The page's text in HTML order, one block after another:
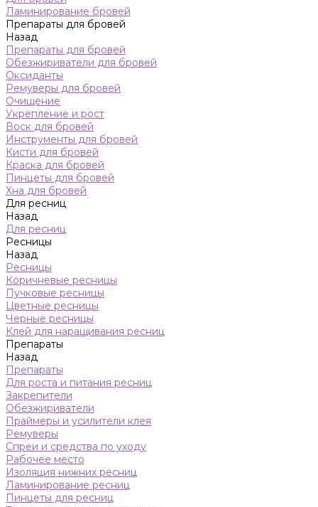
Ламинирование бровей
Препараты для бровей
Назад
Препараты для бровей
Обезжириватели для бровей
Оксиданты
Ремуверы для бровей
Очищение
Укрепление и рост
Воск для бровей
Инструменты для бровей
Кисти для бровей
Краска для бровей
Пинцеты для бровей
Хна для бровей
Для ресниц
Назад
Для ресниц
Ресницы
Назад
Ресницы
Коричневые ресницы
Пучковые ресницы
Цветные ресницы
Черные ресницы
Клей для наращивания ресниц
Препараты
Назад
Препараты
Для роста и питания ресниц
Закрепители
Обезжириватели
Праймеры и усилители клея
Ремуверы
Спреи и средства по уходу
Рабочее место
Изоляция нижних ресниц
Ламинирование ресниц
Пинцеты для ресниц